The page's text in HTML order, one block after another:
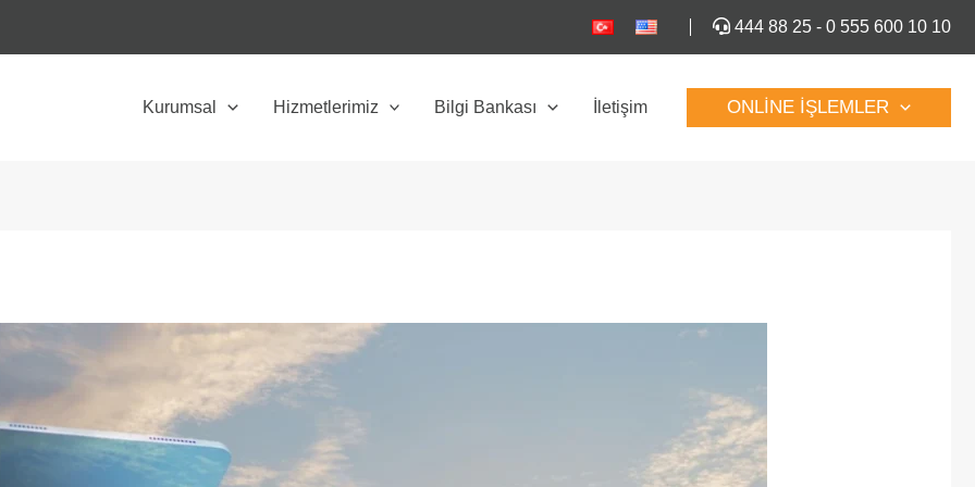
444 88 25 - 0 555 600 10 10
Kurumsal Hizmetlerimiz Bilgi Bankası İletişim ONLINE İŞLEMLER